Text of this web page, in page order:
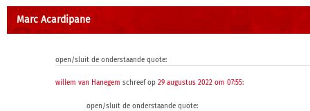
Marc Acardipane
open/sluit de onderstaande quote:
willem van Hanegem schreef op 29 augustus 2022 om 07:55:
open/sluit de onderstaande quote: